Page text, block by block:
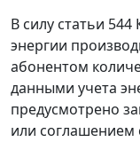
В силу статьи 544
энергии
абонентом
данными учета
предусмотрено
или соглашением